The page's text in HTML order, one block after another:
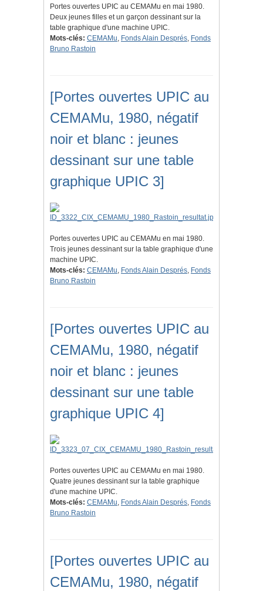
Portes ouvertes UPIC au CEMAMu en mai 1980.
Deux jeunes filles et un garçon dessinant sur la
table graphique d'une machine UPIC.
Mots-clés: CEMAMu, Fonds Alain Després, Fonds
Bruno Rastoin
[Portes ouvertes UPIC au
CEMAMu, 1980, négatif
noir et blanc : jeunes
dessinant sur une table
graphique UPIC 3]
Portes ouvertes UPIC au CEMAMu en mai 1980.
Trois jeunes dessinant sur la table graphique d'une
machine UPIC.
Mots-clés: CEMAMu, Fonds Alain Després, Fonds
Bruno Rastoin
[Portes ouvertes UPIC au
CEMAMu, 1980, négatif
noir et blanc : jeunes
dessinant sur une table
graphique UPIC 4]
Portes ouvertes UPIC au CEMAMu en mai 1980.
Quatre jeunes dessinant sur la table graphique
d'une machine UPIC.
Mots-clés: CEMAMu, Fonds Alain Després, Fonds
Bruno Rastoin
[Portes ouvertes UPIC au
CEMAMu, 1980, négatif